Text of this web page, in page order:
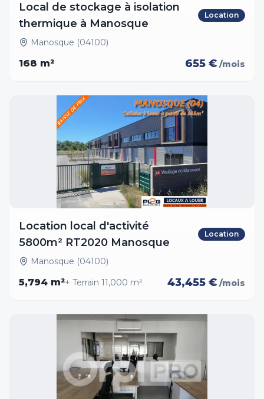
Local de stockage à isolation
thermique à Manosque
Location
Manosque (04100)
168 m² 655 € /mois
Location local d'activité
5800m² RT2020 Manosque
Location
Manosque (04100)
5,794 m²+ Terrain 11,000 m² 43,455 € /mois